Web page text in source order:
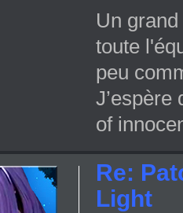
Un
toute
peu
of
Re:
Light